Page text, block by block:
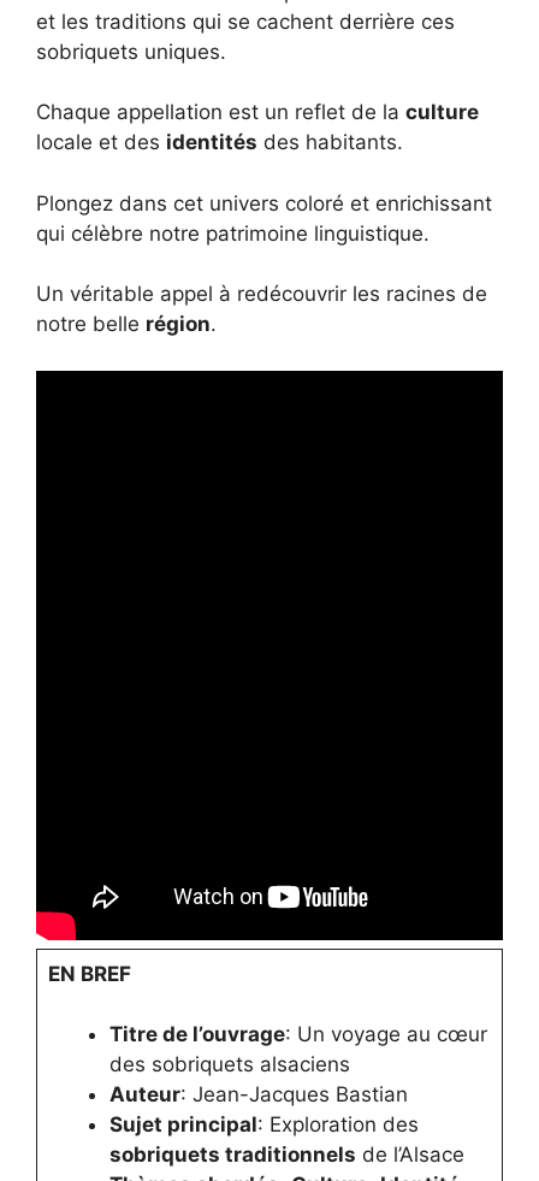
et les traditions qui se cachent derrière ces
sobriquets uniques.
Chaque appellation est un reflet de la culture
locale et des identités des habitants.
Plongez dans cet univers coloré et enrichissant
qui célèbre notre patrimoine linguistique.
Un véritable appel à redécouvrir les racines de
notre belle région.
EN BREF
Titre de l’ouvrage: Un voyage au cœur
des sobriquets alsaciens
Auteur: Jean-Jacques Bastian
Sujet principal: Exploration des
sobriquets traditionnels de l’Alsace